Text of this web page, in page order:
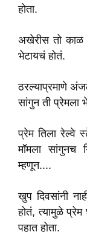
होता.
अखेरीस तो काळ
भेटायचं होतं.
ठरल्याप्रमाणे
सांगुन ती प्रेमला
प्रेम तिला रेल्वे
मॉमला
म्हणून....
खुप दिवसांनी
होतं, त्यामुळे
पहात होता.